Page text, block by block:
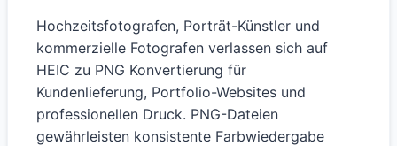
Hochzeitsfotografen, Porträt-Künstler und
kommerzielle Fotografen verlassen sich auf
HEIC zu PNG Konvertierung für
Kundenlieferung, Portfolio-Websites und
professionellen Druck. PNG-Dateien
gewährleisten konsistente Farbwiedergabe